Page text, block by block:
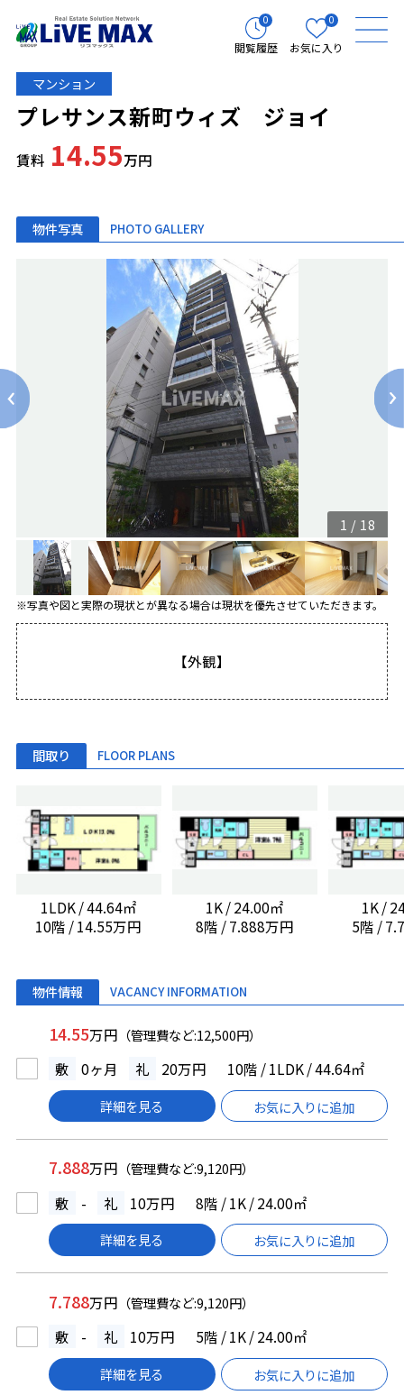
0
閲覧履歴
0
お気に入り
マンション
プレサンス新町ウィズ ジョイ
賃料 14.55万円
物件写真 PHOTO GALLERY
1 / 18
※写真や図と実際の現状とが異なる場合は現状を優先させていただきます。
【外観】
間取り FLOOR PLANS
1LDK / 44.64㎡
10階 / 14.55万円
1K / 24.00㎡
8階 / 7.888万円
1K /
5階 /
物件情報 VACANCY INFORMATION
14.55万円 （管理費など:12,500円）
敷 0ヶ月 礼 20万円 10階 / 1LDK / 44.64㎡
詳細を見る お気に入りに追加
7.888万円 （管理費など:9,120円）
敷 - 礼 10万円 8階 / 1K / 24.00㎡
詳細を見る お気に入りに追加
7.788万円 （管理費など:9,120円）
敷 - 礼 10万円 5階 / 1K / 24.00㎡
詳細を見る お気に入りに追加